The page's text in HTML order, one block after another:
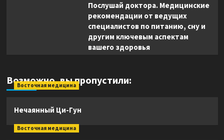
Послушай доктора. Медицинские
рекомендации от ведущих
специалистов по питанию, сну и
другим ключевым аспектам
вашего здоровья
Возможно, вы пропустили:
Восточная медицина
Нечаянный Ци-Гун
Восточная медицина